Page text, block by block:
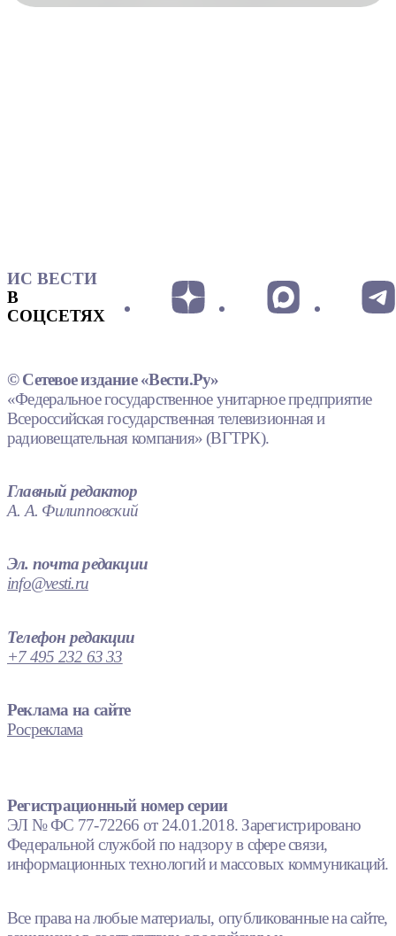
ИС ВЕСТИ
В
СОЦСЕТЯХ
© Сетевое издание «Вести.Ру»
«Федеральное государственное унитарное предприятие
Всероссийская государственная телевизионная и
радиовещательная компания» (ВГТРК).
Главный редактор
А. А. Филипповский
Эл. почта редакции
info@vesti.ru
Телефон редакции
+7 495 232 63 33
Реклама на сайте
Росреклама
Регистрационный номер серии
ЭЛ № ФС 77-72266 от 24.01.2018. Зарегистрировано
Федеральной службой по надзору в сфере связи,
информационных технологий и массовых коммуникаций.
Все права на любые материалы, опубликованные на сайте,